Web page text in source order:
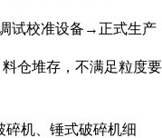
试校准设备→正式生产
仓堆存，不满足粒度要
碎机、锤式破碎机细